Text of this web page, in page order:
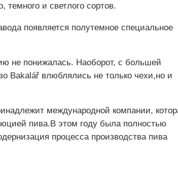
темного и светлого сортов.
появляется полутемное специальное
не понижалась. Наоборот, с большей
Bakalář влюблялись не только чехи,но и
международной компании,
пива.В этом году была полностью
процесса производства пива